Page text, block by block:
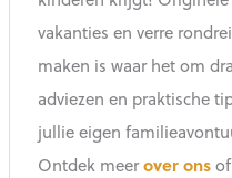
vakanties en verre
maken is waar het om
adviezen en praktische
jullie eigen
Ontdek meerover ons